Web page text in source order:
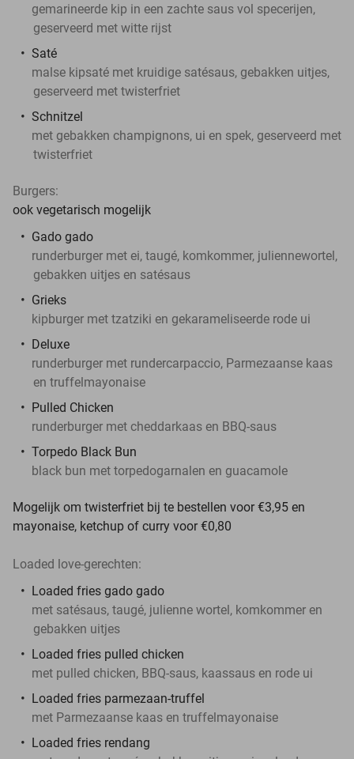
gemarineerde kip in een zachte saus vol specerijen,
geserveerd met witte rijst
Saté
malse kipsaté met kruidige satésaus, gebakken uitjes,
geserveerd met twisterfriet
Schnitzel
met gebakken champignons, ui en spek, geserveerd met
twisterfriet
Burgers:
ook vegetarisch mogelijk
Gado gado
runderburger met ei, taugé, komkommer, juliennewortel,
gebakken uitjes en satésaus
Grieks
kipburger met tzatziki en gekarameliseerde rode ui
Deluxe
runderburger met rundercarpaccio, Parmezaanse kaas
en truffelmayonaise
Pulled Chicken
runderburger met cheddarkaas en BBQ-saus
Torpedo Black Bun
black bun met torpedogarnalen en guacamole
Mogelijk om twisterfriet bij te bestellen voor €3,95 en
mayonaise, ketchup of curry voor €0,80
Loaded love-gerechten:
Loaded fries gado gado
met satésaus, taugé, julienne wortel, komkommer en
gebakken uitjes
Loaded fries pulled chicken
met pulled chicken, BBQ-saus, kaassaus en rode ui
Loaded fries parmezaan-truffel
met Parmezaanse kaas en truffelmayonaise
Loaded fries rendang